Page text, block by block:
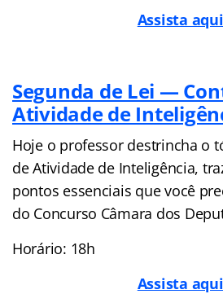
Assista
Segunda de Lei —
Atividade de
Hoje o professor destrincha o
de Atividade de Inteligência,
pontos essenciais que você
do Concurso Câmara dos
Horário: 18h
Assista